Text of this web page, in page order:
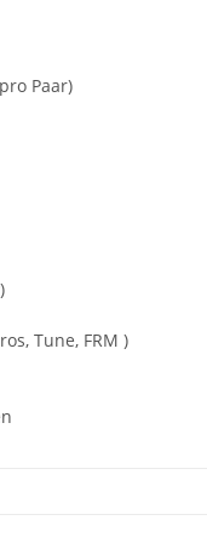
Paar)
Tune, FRM )